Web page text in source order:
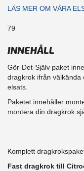
LÄS MER OM VÅRA
79
INNEHÅLL
Gör-Det-Själv paket
dragkrok ifrån välkända
elsats.
Paketet innehåller
montera din dragkrok
Komplett
Fast dragkrok till